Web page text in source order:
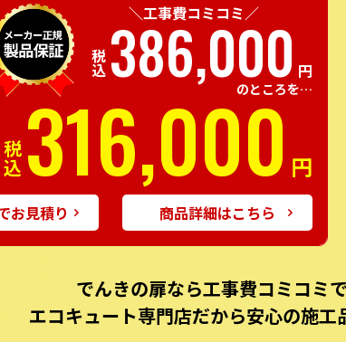
＼工事費コミコミ／
税込386,000 円
のところを…
税込316,000 円
お見積り 商品詳細はこちら
でんきの扉なら⼯事費コミコミ
エコキュート専⾨店だから安⼼の施